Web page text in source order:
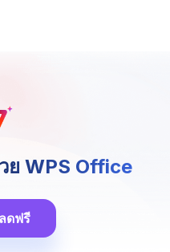
ย WPS Office
ดฟรี